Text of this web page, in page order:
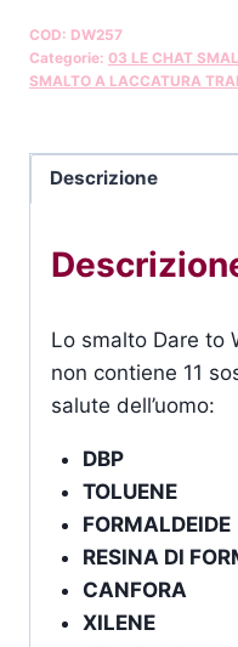
COD: DW257
Categorie: 03 LE CHAT
SMALTO A LACCATURA
Descrizione
Lo smalto Dare to
non contiene 11
salute dell’uomo:
DBP
TOLUENE
FORMALDEIDE
RESINA DI
CANFORA
XILENE